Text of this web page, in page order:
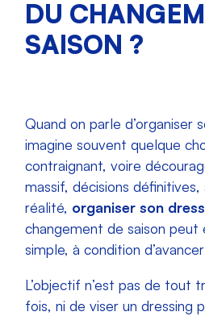
DU
SAISON ?
Quand on parle d’organiser
imagine souvent quelque
contraignant, voire
massif, décisions définitives,
réalité, organiser son
changement de saison peut
simple, à condition
L’objectif n’est pas de tout
fois, ni de viser un dressing